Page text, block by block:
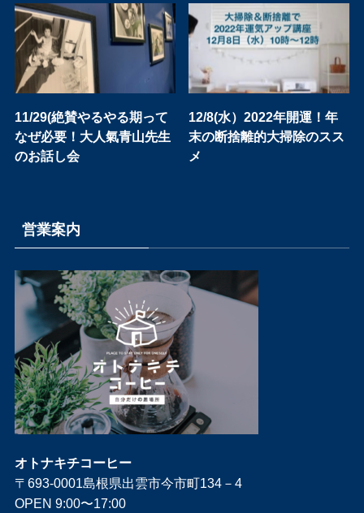
11/29(絶賛やるやる期って
なぜ必要！大人氣青山先生
のお話し会
12/8(水）2022年開運！年
末の断捨離的大掃除のスス
メ
営業案内
オトナキチコーヒー
〒693-0001島根県出雲市今市町134－4
OPEN 9:00〜17:00